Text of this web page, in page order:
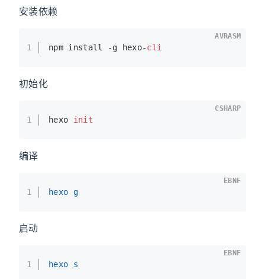
安装依赖
1 npm install -g hexo-cli
AVRASM
初始化
1 hexo init
CSHARP
编译
1 hexo g
EBNF
启动
1 hexo s
EBNF